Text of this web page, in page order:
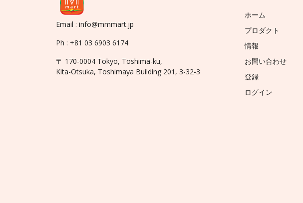
Email : info@mmmart.jp
Ph : +81 03 6903 6174
〒 170-0004 Tokyo, Toshima-ku,
Kita-Otsuka, Toshimaya Building 201, 3-32-3
ホーム
プロダクト
情報
お問い合わせ
登録
ログイン